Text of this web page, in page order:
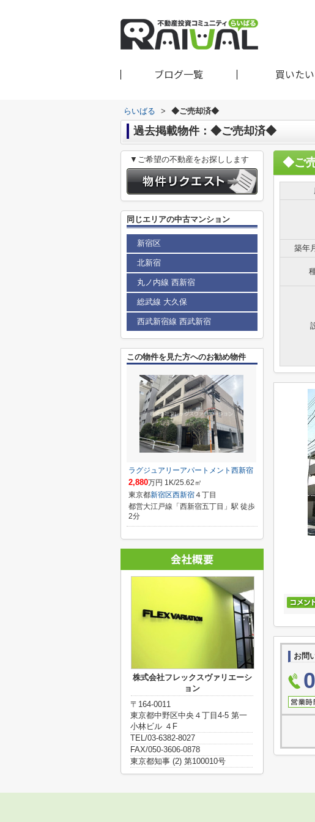
ブログ一覧 買いたい
らいばる > ◆ご売却済◆
過去掲載物件：◆ご売却済◆
◆ご
築年
お問
▼ご希望の不動産をお探しします
同じエリアの中古マンション
新宿区
北新宿
丸ノ内線 西新宿
総武線 大久保
西武新宿線 西武新宿
この物件を見た方へのお勧め物件
ラグジュアリーアパートメント西新宿
2,880万円 1K/25.62㎡
東京都新宿区西新宿４丁目
都営大江戸線「西新宿五丁目」駅 徒歩
2分
株式会社フレックスヴァリエーシ
ョン
〒164-0011
東京都中野区中央４丁目4-5 第一
小林ビル ４F
TEL/03-6382-8027
FAX/050-3606-0878
東京都知事 (2) 第100010号